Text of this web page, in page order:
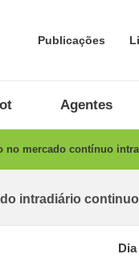
Publicações
Agentes
no mercado contínuo
intradiário continuo
Dia